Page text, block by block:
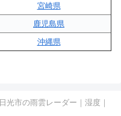
宮崎県
鹿児島県
沖縄県
日光市の雨雲レーダー｜湿度｜